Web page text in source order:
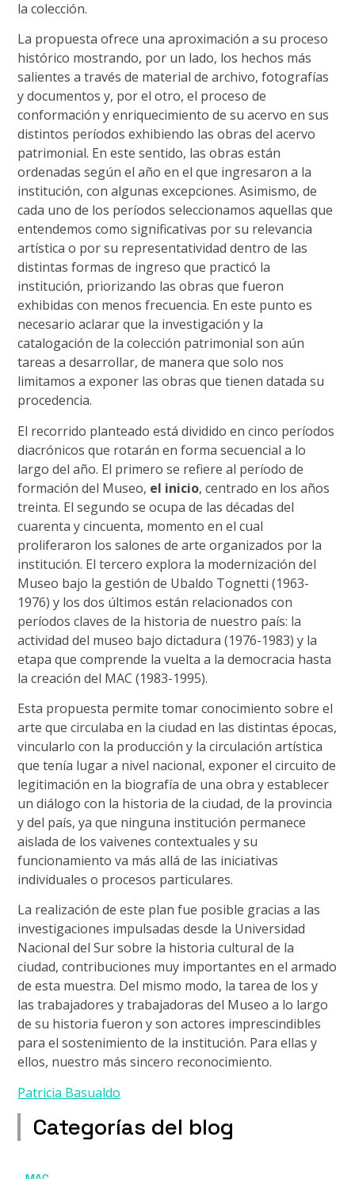
la colección.
La propuesta ofrece una aproximación a su proceso
histórico mostrando, por un lado, los hechos más
salientes a través de material de archivo, fotografías
y documentos y, por el otro, el proceso de
conformación y enriquecimiento de su acervo en sus
distintos períodos exhibiendo las obras del acervo
patrimonial. En este sentido, las obras están
ordenadas según el año en el que ingresaron a la
institución, con algunas excepciones. Asimismo, de
cada uno de los períodos seleccionamos aquellas que
entendemos como significativas por su relevancia
artística o por su representatividad dentro de las
distintas formas de ingreso que practicó la
institución, priorizando las obras que fueron
exhibidas con menos frecuencia. En este punto es
necesario aclarar que la investigación y la
catalogación de la colección patrimonial son aún
tareas a desarrollar, de manera que solo nos
limitamos a exponer las obras que tienen datada su
procedencia.
El recorrido planteado está dividido en cinco períodos
diacrónicos que rotarán en forma secuencial a lo
largo del año. El primero se refiere al período de
formación del Museo, el inicio, centrado en los años
treinta. El segundo se ocupa de las décadas del
cuarenta y cincuenta, momento en el cual
proliferaron los salones de arte organizados por la
institución. El tercero explora la modernización del
Museo bajo la gestión de Ubaldo Tognetti (1963-
1976) y los dos últimos están relacionados con
períodos claves de la historia de nuestro país: la
actividad del museo bajo dictadura (1976-1983) y la
etapa que comprende la vuelta a la democracia hasta
la creación del MAC (1983-1995).
Esta propuesta permite tomar conocimiento sobre el
arte que circulaba en la ciudad en las distintas épocas,
vincularlo con la producción y la circulación artística
que tenía lugar a nivel nacional, exponer el circuito de
legitimación en la biografía de una obra y establecer
un diálogo con la historia de la ciudad, de la provincia
y del país, ya que ninguna institución permanece
aislada de los vaivenes contextuales y su
funcionamiento va más allá de las iniciativas
individuales o procesos particulares.
La realización de este plan fue posible gracias a las
investigaciones impulsadas desde la Universidad
Nacional del Sur sobre la historia cultural de la
ciudad, contribuciones muy importantes en el armado
de esta muestra. Del mismo modo, la tarea de los y
las trabajadores y trabajadoras del Museo a lo largo
de su historia fueron y son actores imprescindibles
para el sostenimiento de la institución. Para ellas y
ellos, nuestro más sincero reconocimiento.
Patricia Basualdo
Categorías del blog